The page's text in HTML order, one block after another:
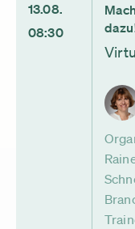
13.08.
08:30